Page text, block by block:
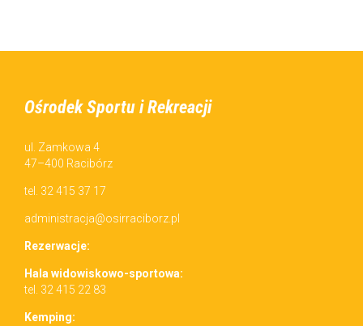
Ośrodek Sportu i Rekreacji
ul. Zamkowa 4
47–400 Racibórz
tel. 32 415 37 17
administracja@osirraciborz.pl
Rez­erwac­je:
Hala wid­owiskowo-sportowa:
tel. 32 415 22 83
Kemp­ing: